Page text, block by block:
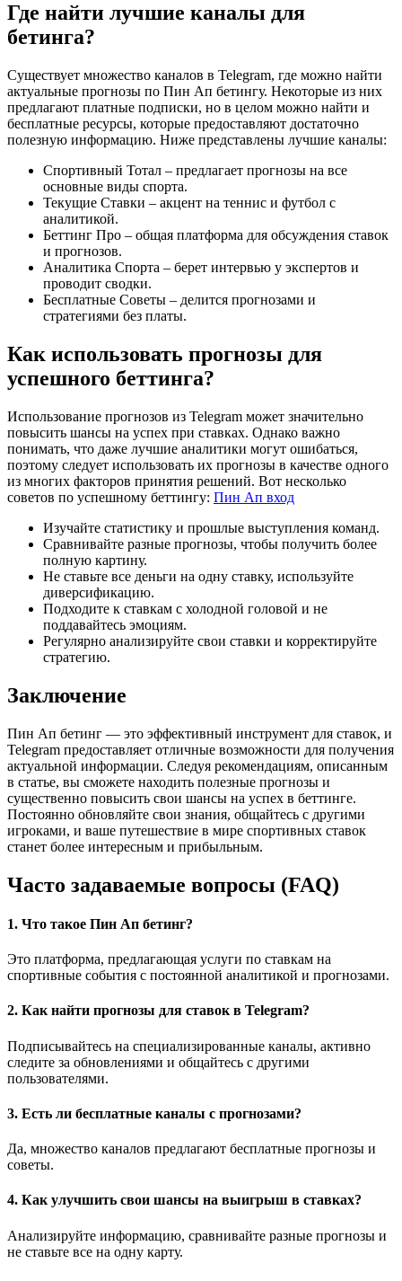
Где найти лучшие каналы для
бетинга?
Существует множество каналов в Telegram, где можно найти
актуальные прогнозы по Пин Ап бетингу. Некоторые из них
предлагают платные подписки, но в целом можно найти и
бесплатные ресурсы, которые предоставляют достаточно
полезную информацию. Ниже представлены лучшие каналы:
Спортивный Тотал – предлагает прогнозы на все
основные виды спорта.
Текущие Ставки – акцент на теннис и футбол с
аналитикой.
Беттинг Про – общая платформа для обсуждения ставок
и прогнозов.
Аналитика Спорта – берет интервью у экспертов и
проводит сводки.
Бесплатные Советы – делится прогнозами и
стратегиями без платы.
Как использовать прогнозы для
успешного беттинга?
Использование прогнозов из Telegram может значительно
повысить шансы на успех при ставках. Однако важно
понимать, что даже лучшие аналитики могут ошибаться,
поэтому следует использовать их прогнозы в качестве одного
из многих факторов принятия решений. Вот несколько
советов по успешному беттингу: Пин Ап вход
Изучайте статистику и прошлые выступления команд.
Сравнивайте разные прогнозы, чтобы получить более
полную картину.
Не ставьте все деньги на одну ставку, используйте
диверсификацию.
Подходите к ставкам с холодной головой и не
поддавайтесь эмоциям.
Регулярно анализируйте свои ставки и корректируйте
стратегию.
Заключение
Пин Ап бетинг — это эффективный инструмент для ставок, и
Telegram предоставляет отличные возможности для получения
актуальной информации. Следуя рекомендациям, описанным
в статье, вы сможете находить полезные прогнозы и
существенно повысить свои шансы на успех в беттинге.
Постоянно обновляйте свои знания, общайтесь с другими
игроками, и ваше путешествие в мире спортивных ставок
станет более интересным и прибыльным.
Часто задаваемые вопросы (FAQ)
1. Что такое Пин Ап бетинг?
Это платформа, предлагающая услуги по ставкам на
спортивные события с постоянной аналитикой и прогнозами.
2. Как найти прогнозы для ставок в Telegram?
Подписывайтесь на специализированные каналы, активно
следите за обновлениями и общайтесь с другими
пользователями.
3. Есть ли бесплатные каналы с прогнозами?
Да, множество каналов предлагают бесплатные прогнозы и
советы.
4. Как улучшить свои шансы на выигрыш в ставках?
Анализируйте информацию, сравнивайте разные прогнозы и
не ставьте все на одну карту.